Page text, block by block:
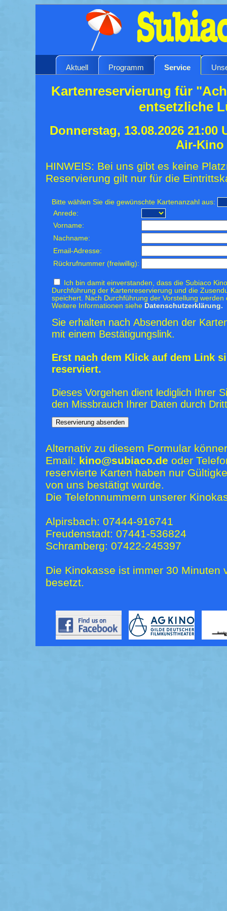
Aktuell Programm Service
Kartenreservierung für
entsetzliche
Donnerstag, 13.08.2026 21:00
Air-Kino
HINWEIS: Bei uns gibt es keine
Reservierung gilt nur für die
Bitte wählen Sie die gewünschte Kartenanzahl aus:
Anrede:
Vorname:
Nachname:
Email-Adresse:
Rückrufnummer (freiwillig):
Ich bin damit einverstanden, dass die Subiaco
Durchführung der Kartenreservierung und die
speichert. Nach Durchführung der Vorstellung
Weitere Informationen siehe Datenschutzerklärung.
Sie erhalten nach Absenden der
mit einem Bestätigungslink.
Erst nach dem Klick auf dem Link
reserviert.
Dieses Vorgehen dient lediglich Ihrer
den Missbrauch Ihrer Daten durch
Alternativ zu diesem Formular
Email: kino@subiaco.de oder
reservierte Karten haben nur
von uns bestätigt wurde.
Die Telefonnummern unserer
Alpirsbach: 07444-916741
Freudenstadt: 07441-536824
Schramberg: 07422-245397
Die Kinokasse ist immer 30 Minuten
besetzt.